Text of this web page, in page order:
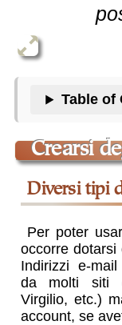
Table of
crearsi
diversi tipi
Per poter
occorre
Indirizzi e-
da molti siti
Virgilio, etc.)
account, se